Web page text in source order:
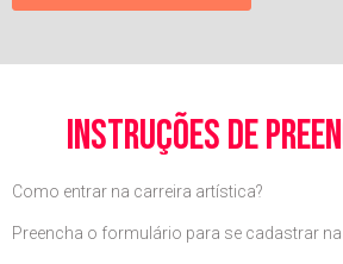
instruções de
Como entrar na carreira artística?
Preencha o formulário para se cadastrar na